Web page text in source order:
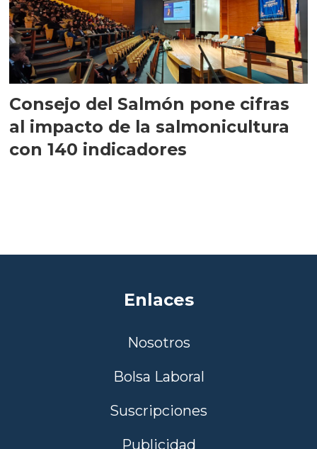
Consejo del Salmón pone cifras
al impacto de la salmonicultura
con 140 indicadores
Enlaces
Nosotros
Bolsa Laboral
Suscripciones
Publicidad